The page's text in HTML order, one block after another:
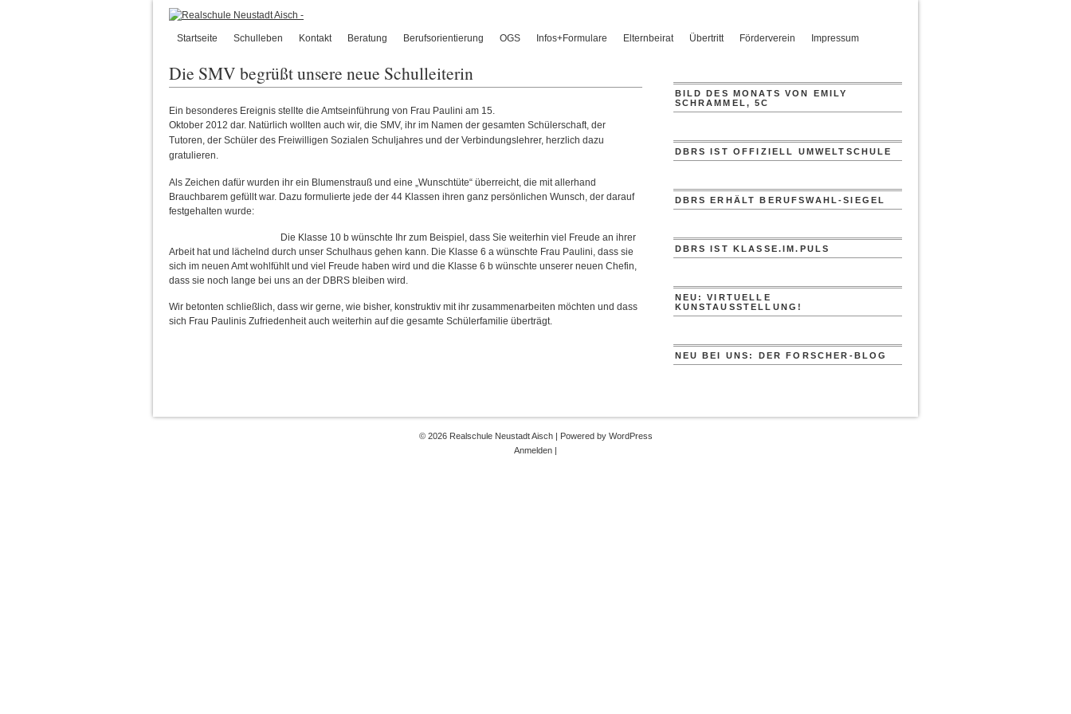
Startseite Schulleben Kontakt Beratung Berufsorientierung OGS Infos+Formulare Elternbeirat Übertritt Förderverein Impressum
Die SMV begrüßt unsere neue Schulleiterin
Ein besonderes Ereignis stellte die Amtseinführung von Frau Paulini am 15.
Oktober 2012 dar. Natürlich wollten auch wir, die SMV, ihr im Namen der gesamten Schülerschaft, der
Tutoren, der Schüler des Freiwilligen Sozialen Schuljahres und der Verbindungslehrer, herzlich dazu
gratulieren.
Als Zeichen dafür wurden ihr ein Blumenstrauß und eine „Wunschtüte“ überreicht, die mit allerhand
Brauchbarem gefüllt war. Dazu formulierte jede der 44 Klassen ihren ganz persönlichen Wunsch, der darauf
festgehalten wurde:
Die Klasse 10 b wünschte Ihr zum Beispiel, dass Sie weiterhin viel Freude an ihrer
Arbeit hat und lächelnd durch unser Schulhaus gehen kann. Die Klasse 6 a wünschte Frau Paulini, dass sie
sich im neuen Amt wohlfühlt und viel Freude haben wird und die Klasse 6 b wünschte unserer neuen Chefin,
dass sie noch lange bei uns an der DBRS bleiben wird.
Wir betonten schließlich, dass wir gerne, wie bisher, konstruktiv mit ihr zusammenarbeiten möchten und dass
sich Frau Paulinis Zufriedenheit auch weiterhin auf die gesamte Schülerfamilie überträgt.
BILD DES MONATS VON EMILY
SCHRAMMEL, 5C
DBRS IST OFFIZIELL UMWELTSCHULE
DBRS ERHÄLT BERUFSWAHL-SIEGEL
DBRS IST KLASSE.IM.PULS
NEU: VIRTUELLE
KUNSTAUSSTELLUNG!
NEU BEI UNS: DER FORSCHER-BLOG
© 2026 Realschule Neustadt Aisch | Powered by WordPress
Anmelden |